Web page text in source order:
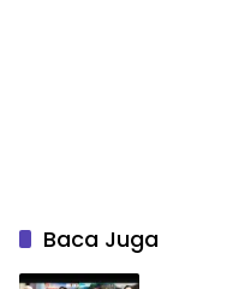
Baca Juga